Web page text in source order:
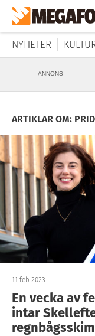
NYHETER
ANNONS
ARTIKLAR OM:
11 feb 2023
En vecka av
intar